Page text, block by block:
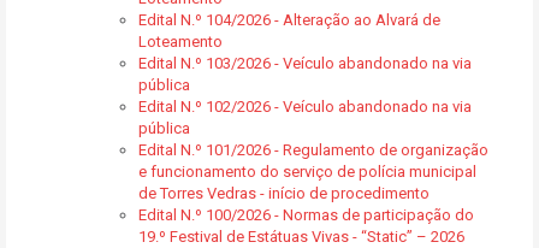
Edital N.º 104/2026 - Alteração ao Alvará de
Loteamento
Edital N.º 103/2026 - Veículo abandonado na via
pública
Edital N.º 102/2026 - Veículo abandonado na via
pública
Edital N.º 101/2026 - Regulamento de organização
e funcionamento do serviço de polícia municipal
de Torres Vedras - início de procedimento
Edital N.º 100/2026 - Normas de participação do
19.º Festival de Estátuas Vivas - “Static” – 2026